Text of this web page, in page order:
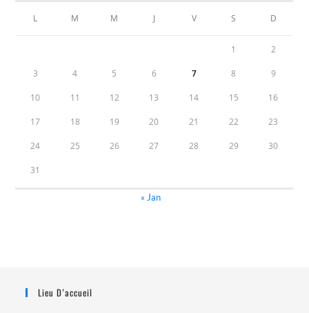
L M M J V S D
1 2
3 4 5 6 7 8 9
10 11 12 13 14 15 16
17 18 19 20 21 22 23
24 25 26 27 28 29 30
31
« Jan
Lieu D’accueil